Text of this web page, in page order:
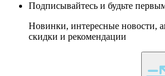
Подписывайтесь и будьте
Новинки, интересные новости,
скидки и рекомендации